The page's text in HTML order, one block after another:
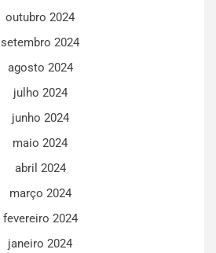
outubro 2024
setembro 2024
agosto 2024
julho 2024
junho 2024
maio 2024
abril 2024
março 2024
fevereiro 2024
janeiro 2024